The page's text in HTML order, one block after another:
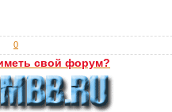
0
свой форум?